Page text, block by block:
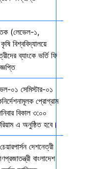
(লেভেল-১,
বিশ্ববিদ্যালয়ে
ব্যাংকে ভর্তি ফি
০১ সেমিস্টার-০১
প্রোগ্রাম
বিকাল ৩:০০
এ অনুষ্ঠিত হবে।
দেশনেত্রী
বাংলাদেশ